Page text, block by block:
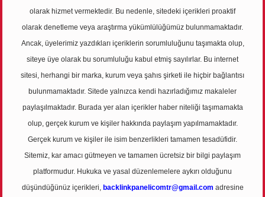
olarak hizmet vermektedir. Bu nedenle, sitedeki içerikleri proaktif
olarak denetleme veya araştırma yükümlülüğümüz bulunmamaktadır.
Ancak, üyelerimiz yazdıkları içeriklerin sorumluluğunu taşımakta olup,
siteye üye olarak bu sorumluluğu kabul etmiş sayılırlar. Bu internet
sitesi, herhangi bir marka, kurum veya şahıs şirketi ile hiçbir bağlantısı
bulunmamaktadır. Sitede yalnızca kendi hazırladığımız makaleler
paylaşılmaktadır. Burada yer alan içerikler haber niteliği taşımamakta
olup, gerçek kurum ve kişiler hakkında paylaşım yapılmamaktadır.
Gerçek kurum ve kişiler ile isim benzerlikleri tamamen tesadüfidir.
Sitemiz, kar amacı gütmeyen ve tamamen ücretsiz bir bilgi paylaşım
platformudur. Hukuka ve yasal düzenlemelere aykırı olduğunu
düşündüğünüz içerikleri, backlinkpanelicomtr@gmail.com adresine